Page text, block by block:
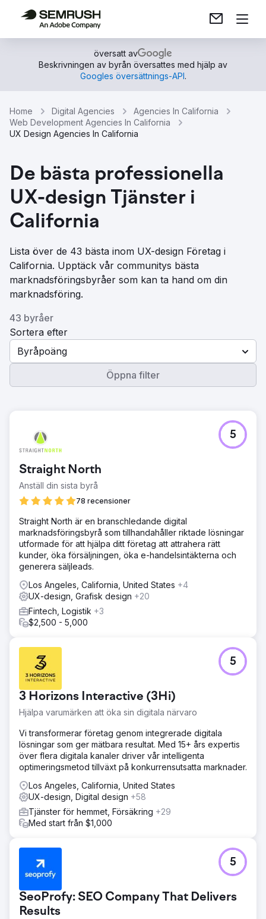
översatt av
Beskrivningen av byrån översattes med hjälp av
Googles översättnings-API.
Home Digital Agencies
Agencies In California
Web Development Agencies In California
UX Design Agencies In California
De bästa professionella
UX-design Tjänster i
California
Lista över de 43 bästa inom UX-design Företag i
California. Upptäck vår communitys bästa
marknadsföringsbyråer som kan ta hand om din
marknadsföring.
43 byråer
Sortera efter
Byråpoäng
Öppna filter
Straight North
Anställ din sista byrå
78 recensioner
5
Straight North är en branschledande digital
marknadsföringsbyrå som tillhandahåller riktade lösningar
utformade för att hjälpa ditt företag att attrahera rätt
kunder, öka försäljningen, öka e-handelsintäkterna och
generera säljleads.
Los Angeles, California, United States +4
UX-design, Grafisk design +20
Fintech, Logistik +3
$2,500 - 5,000
3 Horizons Interactive (3Hi)
Hjälpa varumärken att öka sin digitala närvaro
5
Vi transformerar företag genom integrerade digitala
lösningar som ger mätbara resultat. Med 15+ års expertis
över flera digitala kanaler driver vår intelligenta
optimeringsmetod tillväxt på konkurrensutsatta marknader.
Los Angeles, California, United States
UX-design, Digital design +58
Tjänster för hemmet, Försäkring +29
Med start från $1,000
SeoProfy: SEO Company That Delivers
Results
5